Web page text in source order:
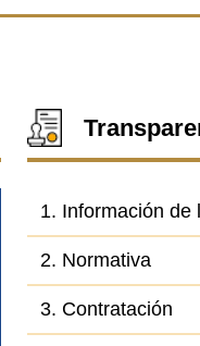
1. Información de
2. Normativa
3. Contratación